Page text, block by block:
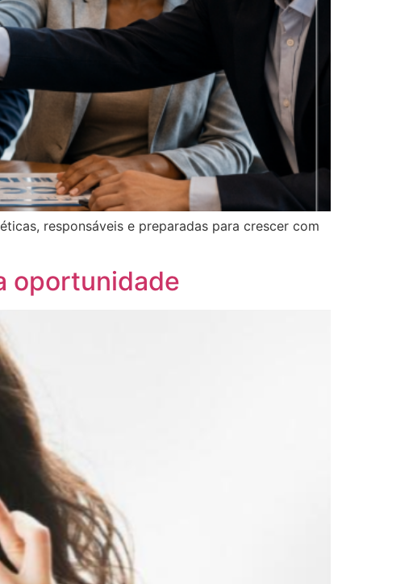
responsáveis e preparadas para crescer com
oportunidade